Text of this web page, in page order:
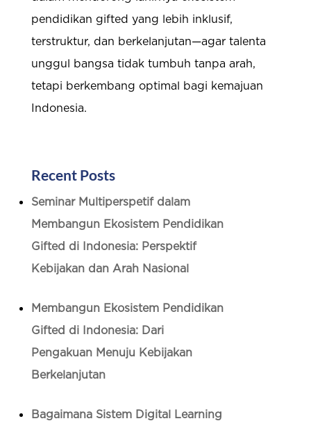
pendidikan gifted yang lebih inklusif,
terstruktur, dan berkelanjutan—agar talenta
unggul bangsa tidak tumbuh tanpa arah,
tetapi berkembang optimal bagi kemajuan
Indonesia.
Recent Posts
Seminar Multiperspetif dalam
Membangun Ekosistem Pendidikan
Gifted di Indonesia: Perspektif
Kebijakan dan Arah Nasional
Membangun Ekosistem Pendidikan
Gifted di Indonesia: Dari
Pengakuan Menuju Kebijakan
Berkelanjutan
Bagaimana Sistem Digital Learning